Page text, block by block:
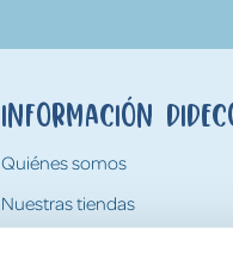
Información
Quiénes somos
Nuestras tiendas